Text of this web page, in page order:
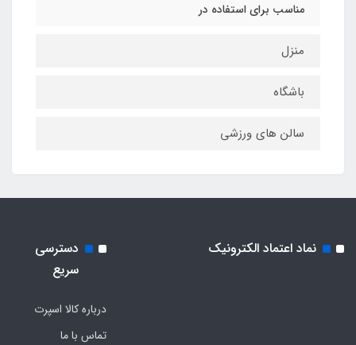
مناسب برای استفاده در
منزل
باشگاه
سالن های ورزشی
نماد اعتماد الکترونیک
دسترسی
سریع
درباره کالا اسپرت
تماس با ما